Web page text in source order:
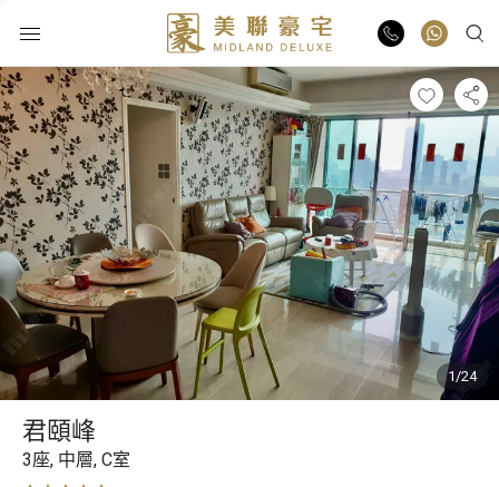
物業出售
物業出租
業主放盤
豪宅報告
豪宅資訊
更多樓盤
1/24
君頤峰
3座, 中層, C室